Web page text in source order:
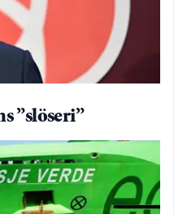
”slöseri”